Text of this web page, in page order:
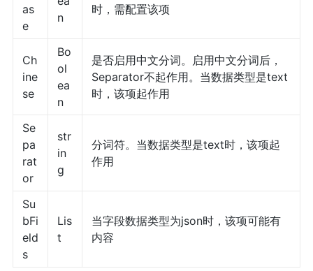
as
e
n
时，需配置该项
Ch
ine
se
Bo
ol
ea
n
是否启用中文分词。启用中文分词后，
Separator不起作用。当数据类型是text
时，该项起作用
Se
pa
rat
or
str
in
g
分词符。当数据类型是text时，该项起
作用
Su
bFi
eld
s
Lis
t
当字段数据类型为json时，该项可能有
内容